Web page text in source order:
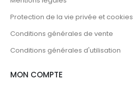
Protection de la vie privée et cookies
Conditions générales de vente
Conditions générales d'utilisation
MON COMPTE